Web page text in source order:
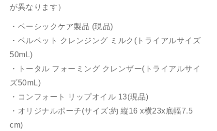
が異なります）
・ベーシックケア製品 (現品)
・ベルベット クレンジング ミルク(トライアルサイズ
50mL)
・トータル フォーミング クレンザー(トライアルサイ
ズ50mL)
・コンフォート リップオイル 13(現品)
・オリジナルポーチ(サイズ:約 縦16 x横23x底幅7.5
cm)